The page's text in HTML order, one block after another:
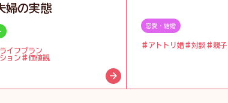
婦の実態
ライフプラン
ョン
価値観
恋愛・結婚
アトトリ婚 対談 親子